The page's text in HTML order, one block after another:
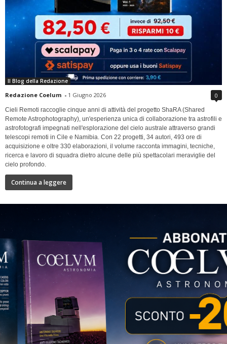
Il Blog della Redazione
Redazione Coelum - 1 Giugno 2026 0
Cieli Remoti raccoglie cinque anni di attività del progetto ShaRA (Shared
Remote Astrophotography), un'esperienza unica di collaborazione tra astrofili e
astrofotografi impegnati nell'esplorazione del cielo australe attraverso grandi
telescopi remoti in Cile e Namibia. Con 22 progetti, 34 autori, 493 ore di
acquisizione e oltre 330 elaborazioni, il volume racconta immagini, tecniche,
ricerca e lavoro di squadra dietro alcune delle più spettacolari meraviglie del
cielo profondo.
Continua a leggere